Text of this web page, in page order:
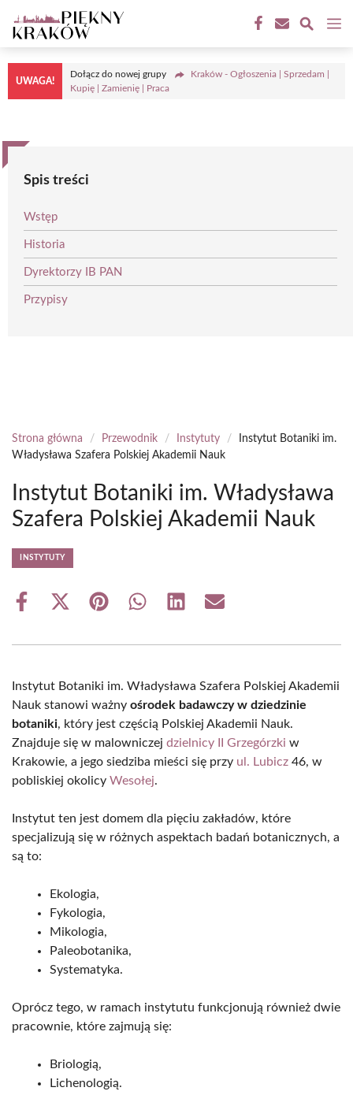
do
treści
UWAGA!
Dołącz do nowej grupy
Kraków - Ogłoszenia | Sprzedam |
Kupię | Zamienię | Praca
Spis treści
Wstęp
Historia
Dyrektorzy IB PAN
Przypisy
Strona główna / Przewodnik / Instytuty /
Instytut Botaniki im.
Władysława Szafera Polskiej Akademii Nauk
Instytut Botaniki im. Władysława
Szafera Polskiej Akademii Nauk
INSTYTUTY
Share
Share
(Twitter)
Share Share Share Share
Instytut Botaniki im. Władysława Szafera Polskiej Akademii
Nauk stanowi ważny ośrodek badawczy w dziedzinie
botaniki, który jest częścią Polskiej Akademii Nauk.
Znajduje się w malowniczej dzielnicy II Grzegórzki w
Krakowie, a jego siedziba mieści się przy ul. Lubicz 46, w
pobliskiej okolicy Wesołej.
Instytut ten jest domem dla pięciu zakładów, które
specjalizują się w różnych aspektach badań botanicznych, a
są to:
Ekologia,
Fykologia,
Mikologia,
Paleobotanika,
Systematyka.
Oprócz tego, w ramach instytutu funkcjonują również dwie
pracownie, które zajmują się:
Briologią,
Lichenologią.